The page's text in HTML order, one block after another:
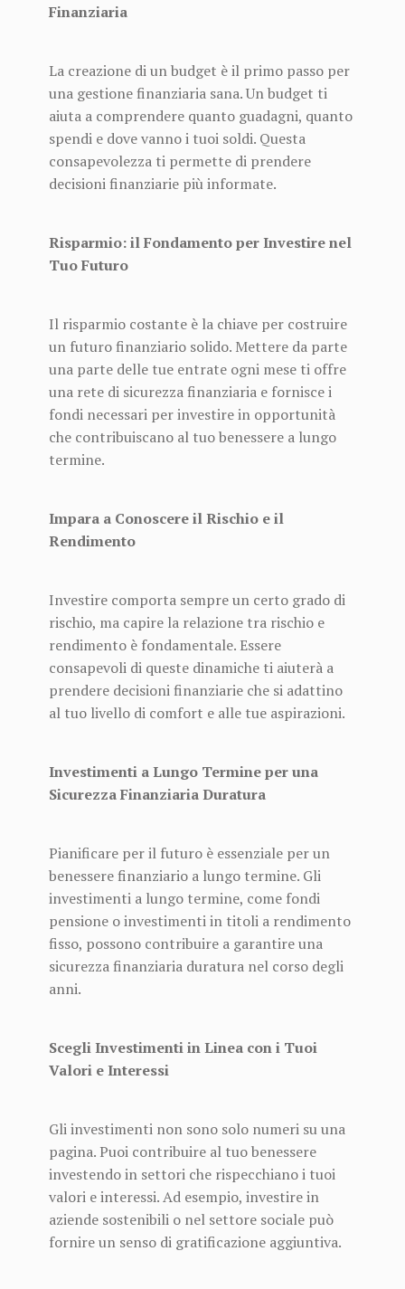
Finanziaria
La creazione di un budget è il primo passo per
una gestione finanziaria sana. Un budget ti
aiuta a comprendere quanto guadagni, quanto
spendi e dove vanno i tuoi soldi. Questa
consapevolezza ti permette di prendere
decisioni finanziarie più informate.
Risparmio: il Fondamento per Investire nel
Tuo Futuro
Il risparmio costante è la chiave per costruire
un futuro finanziario solido. Mettere da parte
una parte delle tue entrate ogni mese ti offre
una rete di sicurezza finanziaria e fornisce i
fondi necessari per investire in opportunità
che contribuiscano al tuo benessere a lungo
termine.
Impara a Conoscere il Rischio e il
Rendimento
Investire comporta sempre un certo grado di
rischio, ma capire la relazione tra rischio e
rendimento è fondamentale. Essere
consapevoli di queste dinamiche ti aiuterà a
prendere decisioni finanziarie che si adattino
al tuo livello di comfort e alle tue aspirazioni.
Investimenti a Lungo Termine per una
Sicurezza Finanziaria Duratura
Pianificare per il futuro è essenziale per un
benessere finanziario a lungo termine. Gli
investimenti a lungo termine, come fondi
pensione o investimenti in titoli a rendimento
fisso, possono contribuire a garantire una
sicurezza finanziaria duratura nel corso degli
anni.
Scegli Investimenti in Linea con i Tuoi
Valori e Interessi
Gli investimenti non sono solo numeri su una
pagina. Puoi contribuire al tuo benessere
investendo in settori che rispecchiano i tuoi
valori e interessi. Ad esempio, investire in
aziende sostenibili o nel settore sociale può
fornire un senso di gratificazione aggiuntiva.